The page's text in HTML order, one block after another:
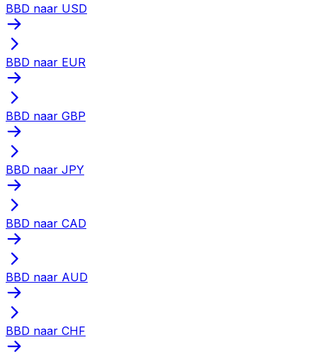
BBD naar USD
BBD naar EUR
BBD naar GBP
BBD naar JPY
BBD naar CAD
BBD naar AUD
BBD naar CHF